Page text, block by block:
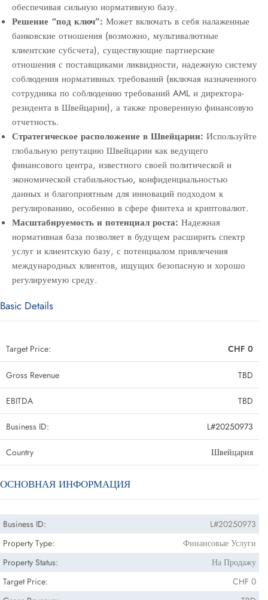
обеспечивая сильную нормативную базу.
Решение “под ключ”: Может включать в себя налаженные
банковские отношения (возможно, мультивалютные
клиентские субсчета), существующие партнерские
отношения с поставщиками ликвидности, надежную систему
соблюдения нормативных требований (включая назначенного
сотрудника по соблюдению требований AML и директора-
резидента в Швейцарии), а также проверенную финансовую
отчетность.
Стратегическое расположение в Швейцарии: Используйте
глобальную репутацию Швейцарии как ведущего
финансового центра, известного своей политической и
экономической стабильностью, конфиденциальностью
данных и благоприятным для инноваций подходом к
регулированию, особенно в сфере финтеха и криптовалют.
Масштабируемость и потенциал роста: Надежная
нормативная база позволяет в будущем расширить спектр
услуг и клиентскую базу, с потенциалом привлечения
международных клиентов, ищущих безопасную и хорошо
регулируемую среду.
Basic Details
Target Price: CHF 0
Gross Revenue TBD
EBITDA TBD
Business ID: L#20250973
Country Швейцария
ОСНОВНАЯ ИНФОРМАЦИЯ
Business ID:
L#20250973
Property Type:
Финансовые Услуги
Property Status:
На Продажу
Target Price:
CHF 0